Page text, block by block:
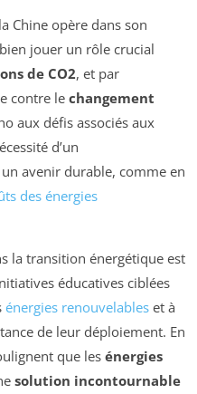
Chine opère dans son
jouer un rôle crucial
de CO2, et par
contre le changement
aux défis associés aux
d’un
avenir durable, comme en
des énergies
la transition énergétique est
éducatives ciblées
énergies renouvelables et à
de leur déploiement. En
que les énergies
solution incontournable